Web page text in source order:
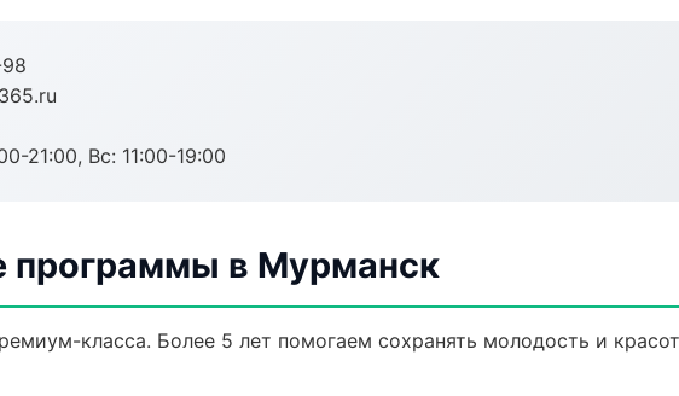
21:00, Вс: 11:00-19:00
программы в Мурманск
класса. Более 5 лет помогаем сохранять молодость и